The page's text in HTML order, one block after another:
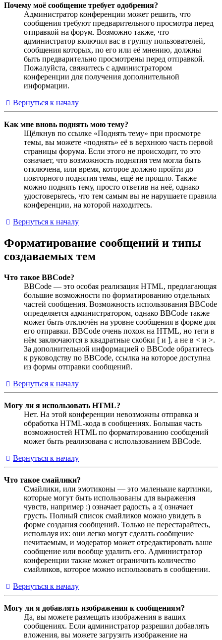
Почему моё сообщение требует одобрения?
Администратор конференции может решить, что
сообщения требуют предварительного просмотра перед
отправкой на форум. Возможно также, что
администратор включил вас в группу пользователей,
сообщения которых, по его или её мнению, должны
быть предварительно просмотрены перед отправкой.
Пожалуйста, свяжитесь с администратором
конференции для получения дополнительной
информации.
Вернуться к началу
Как мне вновь поднять мою тему?
Щёлкнув по ссылке «Поднять тему» при просмотре
темы, вы можете «поднять» её в верхнюю часть первой
страницы форума. Если этого не происходит, то это
означает, что возможность поднятия тем могла быть
отключена, или время, которое должно пройти до
повторного поднятия темы, ещё не прошло. Также
можно поднять тему, просто ответив на неё, однако
удостоверьтесь, что тем самым вы не нарушаете правила
конференции, на которой находитесь.
Вернуться к началу
Форматирование сообщений и типы
создаваемых тем
Что такое BBCode?
BBCode — это особая реализация HTML, предлагающая
большие возможности по форматированию отдельных
частей сообщения. Возможность использования BBCode
определяется администратором, однако BBCode также
может быть отключён на уровне сообщения в форме для
его отправки. BBCode очень похож на HTML, но теги в
нём заключаются в квадратные скобки [ и ], а не в < и >.
За дополнительной информацией о BBCode обратитесь
к руководству по BBCode, ссылка на которое доступна
из формы отправки сообщений.
Вернуться к началу
Могу ли я использовать HTML?
Нет. На этой конференции невозможны отправка и
обработка HTML-кода в сообщениях. Большая часть
возможностей HTML по форматированию сообщений
может быть реализована с использованием BBCode.
Вернуться к началу
Что такое смайлики?
Смайлики, или эмотиконы — это маленькие картинки,
которые могут быть использованы для выражения
чувств, например :) означает радость, а :( означает
грусть. Полный список смайликов можно увидеть в
форме создания сообщений. Только не перестарайтесь,
используя их: они легко могут сделать сообщение
нечитаемым, и модератор может отредактировать ваше
сообщение или вообще удалить его. Администратор
конференции также может ограничить количество
смайликов, которое можно использовать в сообщении.
Вернуться к началу
Могу ли я добавлять изображения к сообщениям?
Да, вы можете размещать изображения в ваших
сообщениях. Если администратор разрешил добавлять
вложения, вы можете загрузить изображение на